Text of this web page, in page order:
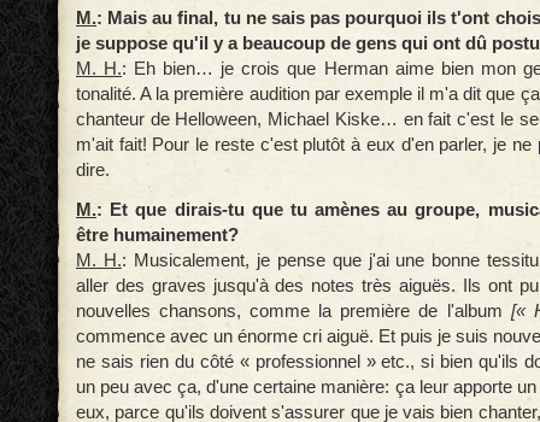
M.: Mais au final, tu ne sais pas pourquoi ils t'ont
je suppose qu'il y a beaucoup de gens qui ont dû
M. H.: Eh bien… je crois que Herman aime bien mon
tonalité. A la première audition par exemple il m'a dit que
chanteur de Helloween, Michael Kiske… en fait c'est le
m'ait fait! Pour le reste c'est plutôt à eux d'en parler, je ne
dire.
M.: Et que dirais-tu que tu amènes au groupe,
être humainement?
M. H.: Musicalement, je pense que j'ai une bonne
aller des graves jusqu'à des notes très aiguës. Ils ont
nouvelles chansons, comme la première de l'album [«
commence avec un énorme cri aiguë. Et puis je suis
ne sais rien du côté « professionnel » etc., si bien qu'ils
un peu avec ça, d'une certaine manière: ça leur apporte
eux, parce qu'ils doivent s'assurer que je vais bien